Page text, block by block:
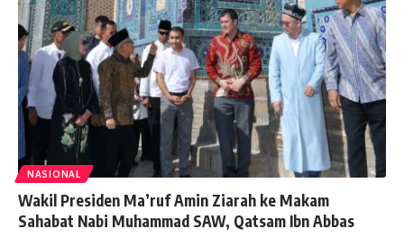
NASIONAL
Wakil Presiden Ma’ruf Amin Ziarah ke Makam
Sahabat Nabi Muhammad SAW, Qatsam Ibn Abbas